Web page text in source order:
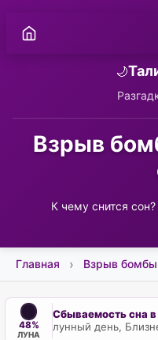
🌙
Взрыв
К чему снится
Главная Взрыв бомбы
48%
ЛУНА
Сбываемость сна в
лунный день,